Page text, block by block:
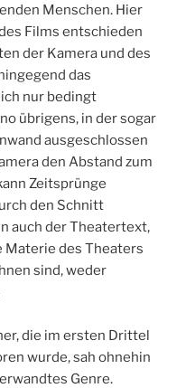
Menschen. Hier
Films entschieden
der Kamera und des
das
nur bedingt
übrigens, in der sogar
ausgeschlossen
den Abstand zum
Zeitsprünge
den Schnitt
auch der Theatertext,
Materie des Theaters
sind, weder
die im ersten Drittel
wurde, sah ohnehin
Genre.